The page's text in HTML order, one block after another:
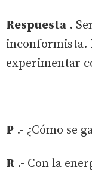
Respuesta .
inconformista.
experimentar
P .- ¿Cómo se
R .- Con la